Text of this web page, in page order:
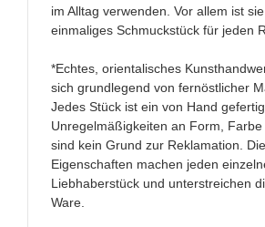
im Alltag verwenden. Vor allem ist
einmaliges Schmuckstück für jeden
*Echtes, orientalisches
sich grundlegend von fernöstlicher
Jedes Stück ist ein von Hand
Unregelmäßigkeiten an Form, Farbe
sind kein Grund zur Reklamation.
Eigenschaften machen jeden
Liebhaberstück und unterstreichen
Ware.